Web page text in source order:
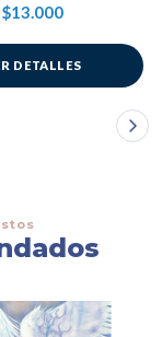
$13.000
DETALLES